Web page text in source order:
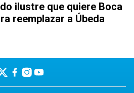
ilustre que quiere Boca
reemplazar a Úbeda